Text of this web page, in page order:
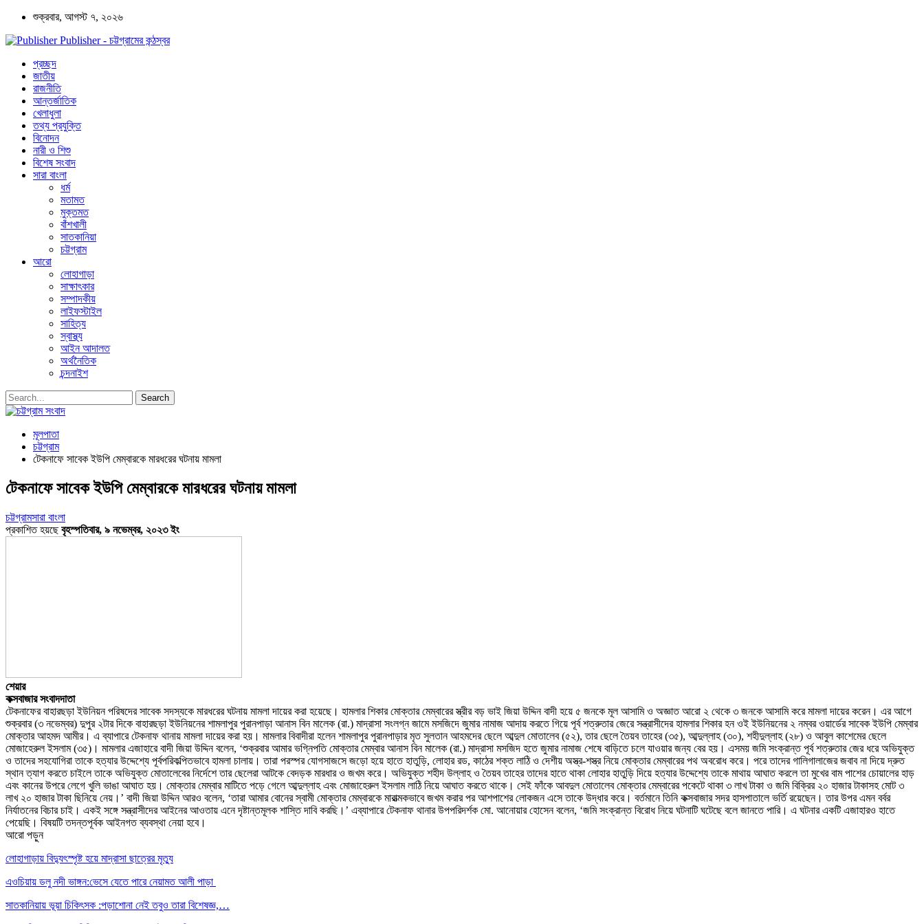
শুক্রবার, আগস্ট ৭, ২০২৬
Publisher - চট্টগ্রামের কন্ঠস্বর
প্রচ্ছদ
জাতীয়
রাজনীতি
আন্তর্জাতিক
খেলাধুলা
তথ্য প্রযুক্তি
বিনোদন
নারী ও শিশু
বিশেষ সংবাদ
সারা বাংলা
ধর্ম
মতামত
মুক্তমত
বাঁশখালী
সাতকানিয়া
চট্টগ্রাম
আরো
লোহাগাড়া
সাক্ষাৎকার
সম্পাদকীয়
লাইফস্টাইল
সাহিত্য
স্বাস্থ্য
আইন আদালত
অর্থনৈতিক
চন্দনাইশ
মূলপাতা
চট্টগ্রাম
টেকনাফে সাবেক ইউপি মেম্বারকে মারধরের ঘটনায় মামলা
টেকনাফে সাবেক ইউপি মেম্বারকে মারধরের ঘটনায় মামলা
চট্টগ্রামসারা বাংলা
প্রকাশিত হয়ছেবৃহস্পতিবার, ৯ নভেম্বর, ২০২৩ ইং
শেয়ার
কক্সবাজার সংবাদদাতা
টেকনাফের বাহারছড়া ইউনিয়ন পরিষদের সাবেক সদস্যকে মারধরের ঘটনায় মামলা দায়ের করা হয়েছে। হামলার শিকার মোক্তার মেম্বারের স্ত্রীর বড় ভাই জিয়া উদ্দিন বাদী হয়ে ৫ জনকে মূল আসামি ও অজ্ঞাত আরো ২ থেকে ৩ জনকে আসামি করে মামলা দায়ের করেন। এর আগে
শুক্রবার (৩ নভেম্বর) দুপুর ২টার দিকে বাহারছড়া ইউনিয়নের শামলাপুর পুরানপাড়া আনাস বিন মালেক (রা.) মাদ্রাসা সংলগ্ন জামে মসজিদে জুমার নামাজ আদায় করতে গিয়ে পূর্ব শত্রুতার জেরে সন্ত্রাসীদের হামলার শিকার হন ওই ইউনিয়নের ২ নম্বর ওয়ার্ডের সাবেক ইউপি মেম্বার
মোক্তার আহমদ আমীর। এ ব্যাপারে টেকনাফ থানায় মামলা দায়ের করা হয়। মামলার বিবাদীরা হলেন শামলাপুর পুরানপাড়ার মৃত সুলতান আহমদের ছেলে আব্দুল মোতালেব (৫২), তার ছেলে তৈয়ব তাহের (৩৫), আব্দুল্লাহ (৩০), শহীদুল্লাহ (২৮) ও আবুল কাশেমের ছেলে
মোজাহেরুল ইসলাম (৩৫)। মামলার এজাহারে বাদী জিয়া উদ্দিন বলেন, ‘শুক্রবার আমার ভগ্নিপতি মোক্তার মেম্বার আনাস বিন মালেক (রা.) মাদ্রাসা মসজিদ হতে জুমার নামাজ শেষে বাড়িতে চলে যাওয়ার জন্য বের হয়। এসময় জমি সংক্রান্ত পূর্ব শত্রুতার জের ধরে অভিযুক্ত
ও তাদের সহযোগিরা তাকে হত্যার উদ্দেশ্যে পূর্বপরিকল্পিতভাবে হামলা চালায়। তারা পরস্পর যোগসাজসে জড়ো হয়ে হাতে হাতুড়ি, লোহার রড, কাঠের শক্ত লাঠি ও দেশীয় অস্ত্র-শস্ত্র নিয়ে মোক্তার মেম্বারের পথ অবরোধ করে। পরে তাদের গালিগালাজের জবাব না দিয়ে দ্রুত
স্থান ত্যাগ করতে চাইলে তাকে অভিযুক্ত মোতালেবের নির্দেশে তার ছেলেরা আটকে বেদড়ক মারধার ও জখম করে। অভিযুক্ত শহীদ উল্লাহ ও তৈয়ব তাহের তাদের হাতে থাকা লোহার হাতুড়ি দিয়ে হত্যার উদ্দেশ্যে তাকে মাথায় আঘাত করলে তা মুখের বাম পাশের চোয়ালের হাড়
এবং কানের উপরে লেগে খুলি ভাঙা আঘাত হয়। মোক্তার মেম্বার মাটিতে পড়ে গেলে আব্দুল্লাহ এবং মোজাহেরুল ইসলাম লাঠি নিয়ে আঘাত করতে থাকে। সেই ফাঁকে আবদুল মোতালেব মোক্তার মেম্বারের পকেটে থাকা ৩ লাখ টাকা ও জমি বিক্রির ২০ হাজার টাকাসহ মোট ৩
লাখ ২০ হাজার টাকা ছিনিয়ে নেয়।’ বাদী জিয়া উদ্দিন আরও বলেন, ‘তারা আমার বোনের স্বামী মোক্তার মেম্বারকে মারাত্মকভাবে জখম করার পর আশপাশের লোকজন এসে তাকে উদ্ধার করে। বর্তমানে তিনি কক্সবাজার সদর হাসপাতালে ভর্তি রয়েছেন। তার উপর এমন বর্বর
নির্যাতনের বিচার চাই। একই সঙ্গে সন্ত্রাসীদের আইনের আওতায় এনে দৃষ্টান্তমূলক শাস্তি দাবি করছি।’ এব্যাপারে টেকনাফ থানার উপপরিদর্শক মো. আনোয়ার হোসেন বলেন, ‘জমি সংক্রান্ত বিরোধ নিয়ে ঘটনাটি ঘটেছে বলে জানতে পারি। এ ঘটনার একটি এজাহারও হাতে
পেয়েছি। বিষয়টি তদন্তপূর্বক আইনগত ব্যবস্থা নেয়া হবে।
আরো পড়ুন
লোহাগাড়ায় বিদ্যুৎস্পৃষ্ট হয়ে মাদ্রাসা ছাত্রের মৃত্যু
এওচিয়ায় ডলু নদী ভাঙ্গন:ভেসে যেতে পারে নেয়ামত আলী পাড়া
সাতকানিয়ায় ভূয়া চিকিৎসক :পড়াশোনা নেই তবুও তারা বিশেষজ্ঞ,…